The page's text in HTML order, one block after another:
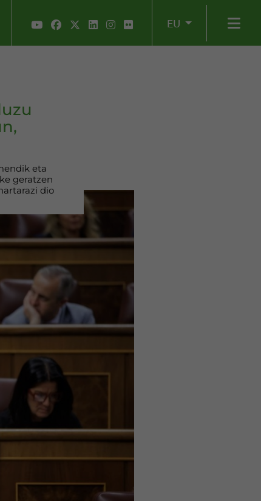
EU
eta
geratzen
dio